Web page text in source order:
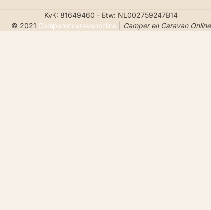
KvK: 81649460 - Btw: NL002759247B14
© 2021 Camperencaravanonline Camper en Caravan Online